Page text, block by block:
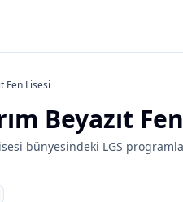
Fen Lisesi
Beyazıt
bünyesindeki LGS